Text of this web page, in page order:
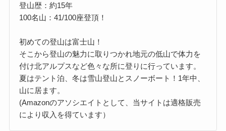
登山歴：約15年
100名山：41/100座登頂！
初めての登山は富士山！
そこから登山の魅力に取りつかれ地元の低山で体力を
付け北アルプスなど色々な所に登りに行っています。
夏はテント泊、冬は雪山登山とスノーボート！1年中、
山に居ます。
(Amazonのアソシエイトとして、当サイトは適格販売
により収入を得ています）